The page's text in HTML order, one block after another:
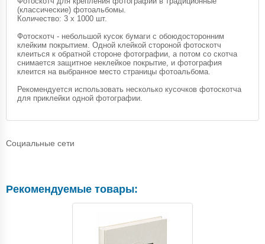
(классические) фотоальбомы.
Количество: 3 x 1000 шт.
Фотоскотч - небольшой кусок бумаги с обоюдосторонним
клейким покрытием. Одной клейкой стороной фотоскотч
клеиться к обратной стороне фотографии, а потом со скотча
снимается защитное неклейкое покрытие, и фотография
клеится на выбранное место страницы фотоальбома.
Рекомендуется использовать несколько кусочков фотоскотча
для приклейки одной фотографии.
Социальные сети
Рекомендуемые товары: